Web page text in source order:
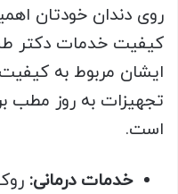
روی دندان خودتان
کیفیت خدمات دکتر
ایشان مربوط به کیفیت
تجهیزات به روز مطب
است.
خدمات درمانی: